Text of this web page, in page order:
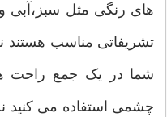
های رنگی مثل سبز،آبی
تشریفاتی مناسب هستند
شما در یک جمع راحت
چشمی استفاده می کنید